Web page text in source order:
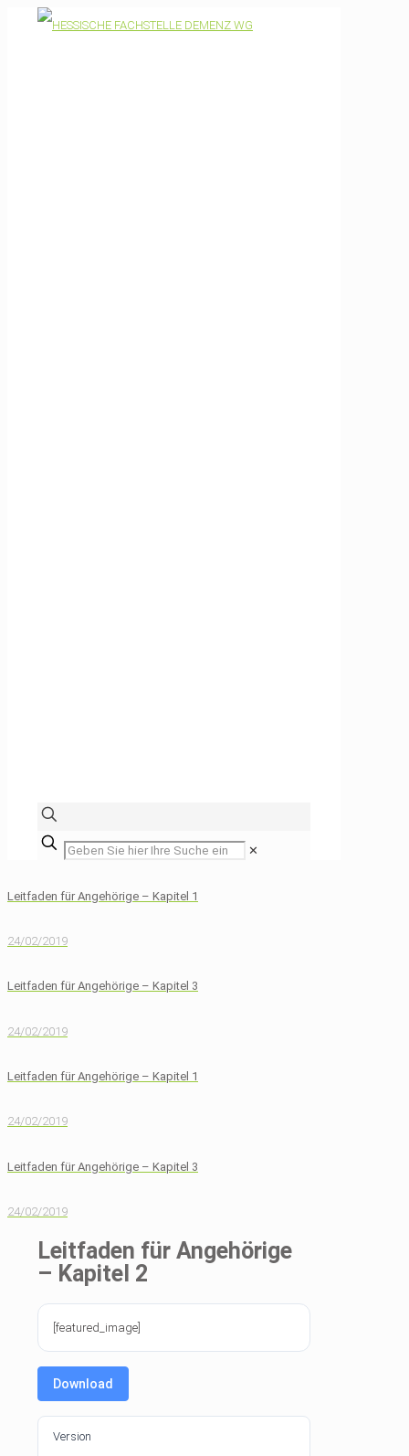
✕
Leitfaden für Angehörige – Kapitel 1
24/02/2019
Leitfaden für Angehörige – Kapitel 3
24/02/2019
Leitfaden für Angehörige – Kapitel 1
24/02/2019
Leitfaden für Angehörige – Kapitel 3
24/02/2019
Leitfaden für Angehörige
– Kapitel 2
[featured_image]
Download
Version